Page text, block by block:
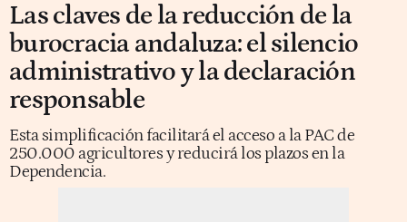
Las claves de la reducción de la
burocracia andaluza: el silencio
administrativo y la declaración
responsable
Esta simplificación facilitará el acceso a la PAC de
250.000 agricultores y reducirá los plazos en la
Dependencia.